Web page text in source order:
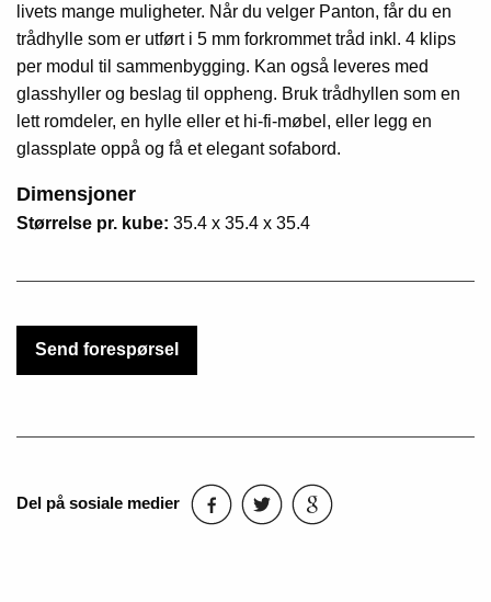
livets mange muligheter. Når du velger Panton, får du en
trådhylle som er utført i 5 mm forkrommet tråd inkl. 4 klips
per modul til sammenbygging. Kan også leveres med
glasshyller og beslag til oppheng. Bruk trådhyllen som en
lett romdeler, en hylle eller et hi-fi-møbel, eller legg en
glassplate oppå og få et elegant sofabord.
Dimensjoner
Størrelse pr. kube: 35.4 x 35.4 x 35.4
Send forespørsel
Del på sosiale medier